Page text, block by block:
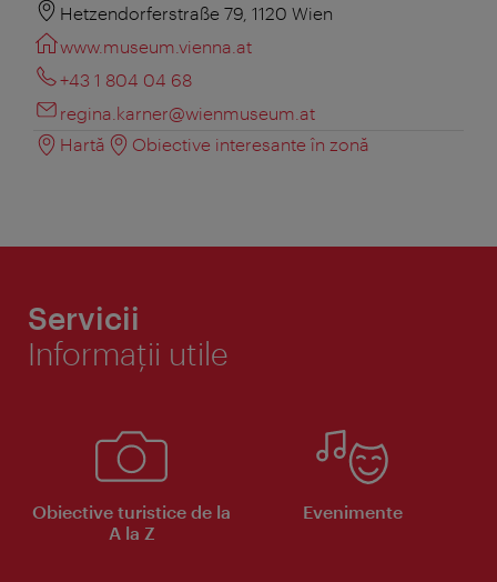
Hetzendorferstraße 79, 1120 Wien
www.museum.vienna.at
+43 1 804 04 68
regina.karner@wienmuseum.at
Hartă
Obiective interesante în zonă
Servicii
Informaţii utile
Obiective turistice de la
A la Z
Evenimente